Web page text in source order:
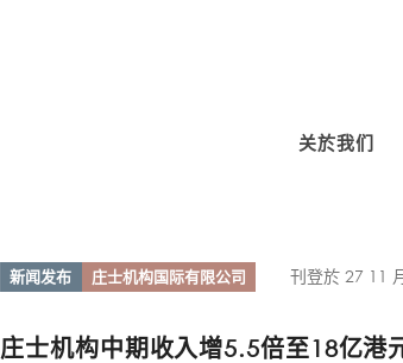
关於我们
新闻发布 庄士机构国际有限公司 刊登於 27 11
庄士机构中期收入增5.5倍至18亿港